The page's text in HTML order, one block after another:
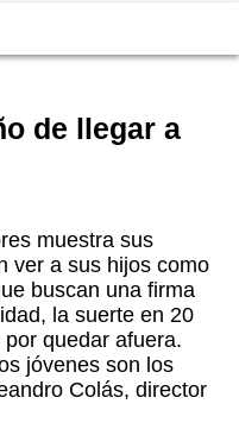
de llegar a
muestra sus
ver a sus hijos como
buscan una firma
la suerte en 20
quedar afuera.
jóvenes son los
Colás, director